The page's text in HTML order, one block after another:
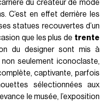
du créateur de mode
C’est en effet derrière les
statues recouvertes d’un
que les plus de trente
du designer sont mis à
non seulement iconoclaste,
captivante, parfois
sélectionnées aux
le musée, l’exposition